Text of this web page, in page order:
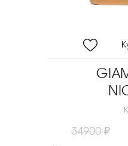
34900 ₽